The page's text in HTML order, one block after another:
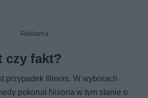
czy fakt?
przypadek Illinois. W wyborach
pokonał Nixona w tym stanie o